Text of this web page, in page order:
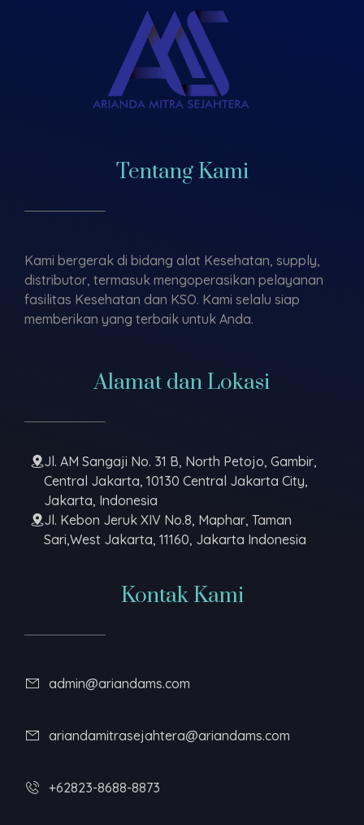
Tentang Kami
Kami bergerak di bidang alat Kesehatan, supply,
distributor, termasuk mengoperasikan pelayanan
fasilitas Kesehatan dan KSO. Kami selalu siap
memberikan yang terbaik untuk Anda.
Alamat dan Lokasi
Jl. AM Sangaji No. 31 B, North Petojo, Gambir,
Central Jakarta, 10130 Central Jakarta City,
Jakarta, Indonesia
Jl. Kebon Jeruk XIV No.8, Maphar, Taman
Sari,West Jakarta, 11160, Jakarta Indonesia
Kontak Kami
admin@ariandams.com
ariandamitrasejahtera@ariandams.com
+62823-8688-8873